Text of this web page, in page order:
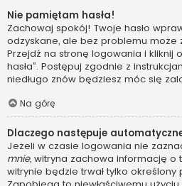
Nie pamiętam hasła!
Zachowaj spokój! Twoje hasło
odzyskane, ale bez problemu może
Przejdź na stronę logowania i kliknij
hasła”. Postępuj zgodnie z
niedługo znów będziesz móc się
Na górę
Dlaczego następuje
Jeżeli w czasie logowania nie
mnie, witryna zachowa informację o
witrynie będzie trwał tylko